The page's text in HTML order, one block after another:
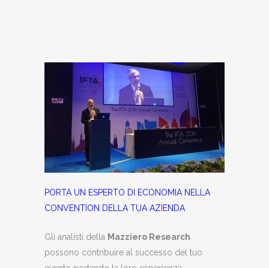
PORTA UN ESPERTO DI ECONOMIA NELLA
CONVENTION DELLA TUA AZIENDA
Gli analisti della Mazziero Research
possono contribuire al successo del tuo